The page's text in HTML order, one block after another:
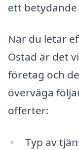
ett
När du letar
Östad är det
företag och
överväga
offerter:
Typ av